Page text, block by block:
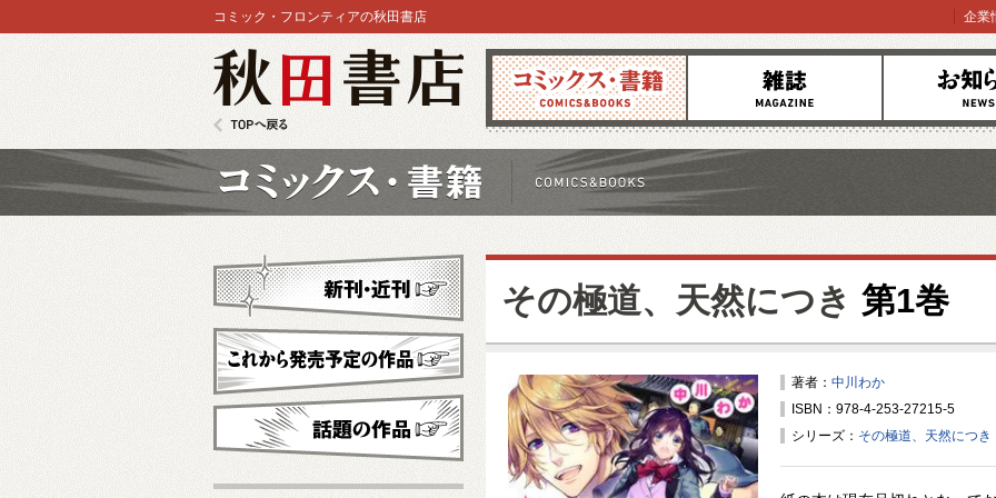
コミックス 雑誌 お知らせ
コミック・フロンティアの秋田書店 企業
その極道、天然につき 第1巻
著者： 中川わか
ISBN：978-4-253-27215-5
シリーズ： その極道、天然につき
新刊・近刊
これから発売予定